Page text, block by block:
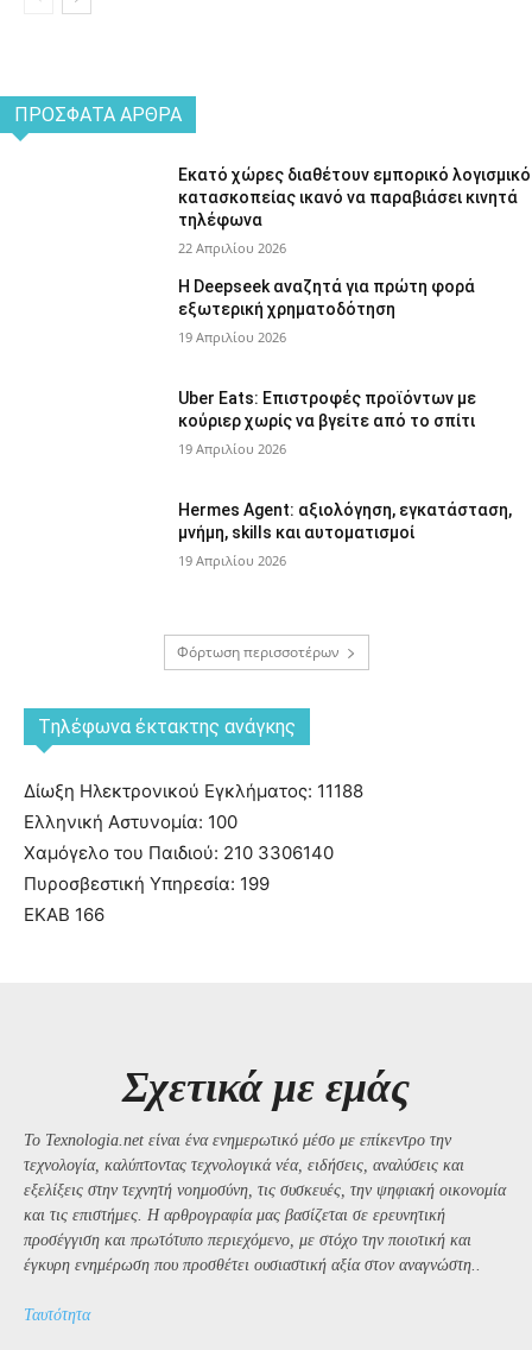
ΠΡΌΣΦΑΤΑ ΆΡΘΡΑ
Εκατό χώρες διαθέτουν εμπορικό λογισμικό
κατασκοπείας ικανό να παραβιάσει κινητά
τηλέφωνα
22 Απριλίου 2026
Η Deepseek αναζητά για πρώτη φορά
εξωτερική χρηματοδότηση
19 Απριλίου 2026
Uber Eats: Επιστροφές προϊόντων με
κούριερ χωρίς να βγείτε από το σπίτι
19 Απριλίου 2026
Hermes Agent: αξιολόγηση, εγκατάσταση,
μνήμη, skills και αυτοματισμοί
19 Απριλίου 2026
Φόρτωση περισσοτέρων
Tηλέφωνα έκτακτης ανάγκης
Δίωξη Ηλεκτρονικού Εγκλήματος: 11188
Ελληνική Αστυνομία: 100
Χαμόγελο του Παιδιού: 210 3306140
Πυροσβεστική Υπηρεσία: 199
ΕΚΑΒ 166
Σχετικά με εμάς
Το Texnologia.net είναι ένα ενημερωτικό μέσο με επίκεντρο την
τεχνολογία, καλύπτοντας τεχνολογικά νέα, ειδήσεις, αναλύσεις και
εξελίξεις στην τεχνητή νοημοσύνη, τις συσκευές, την ψηφιακή οικονομία
και τις επιστήμες. Η αρθρογραφία μας βασίζεται σε ερευνητική
προσέγγιση και πρωτότυπο περιεχόμενο, με στόχο την ποιοτική και
έγκυρη ενημέρωση που προσθέτει ουσιαστική αξία στον αναγνώστη..
Ταυτότητα